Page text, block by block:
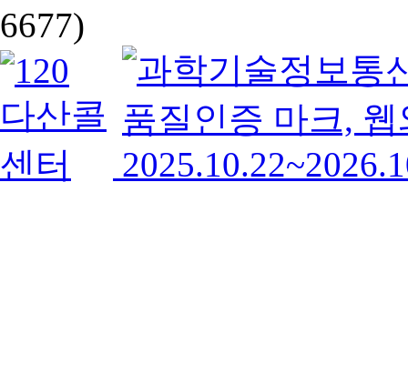
6677)